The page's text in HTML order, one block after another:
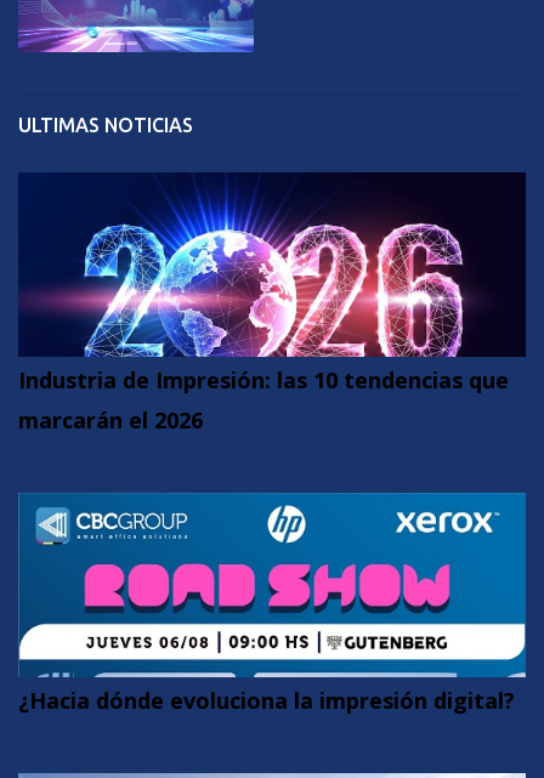
ULTIMAS NOTICIAS
Industria de Impresión: las 10 tendencias que
marcarán el 2026
¿Hacia dónde evoluciona la impresión digital?